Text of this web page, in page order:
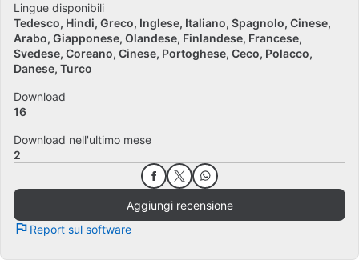
Lingue disponibili
Tedesco Hindi Greco Inglese Italiano Spagnolo Cinese
Arabo Giapponese Olandese Finlandese Francese
Svedese Coreano Cinese Portoghese Ceco Polacco
Danese Turco
Download
16
Download nell'ultimo mese
2
Aggiungi recensione
Report sul software